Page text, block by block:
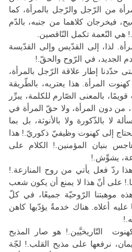
من الرّجل والرّجل بالمرأة، كما
فيخرجان كلاهما من جنبه، بالدّم
هي النّعمة تكمل النّاقصين.
لذا، إلى القدّيس وإلى القدّيسة
الجديد، في الرّوح والحقّ.!
حدّدنا إطار علاقة الرّجل بالمرأة،
المرأة. هذا يعتريه، بالطّريقة
بالمعنى الصّارم للكلمة، يبرِّر
من دون المرأة، ولا حقّ المرأة في
لا بالذّكورة ولا بالأنوثة، بل بما
إلى كهنوت وظيفيّ ذكوريّ.! هذا
بنيان المؤمنين.! الكلام على
يشوِّش.!
ردّ فعل يأتي من روح المنازعة.!
على أنّ هذا لا يمنع أن يكون شعب
موهبتنا الرّوحيّة جميعًا، في كلّ
أعلاه. هناك خدمةٌ يؤدّيها كاهن
التّاريخيَّين.! هو صار المذبح
نرفعها على مذبح القلب.! لجّة